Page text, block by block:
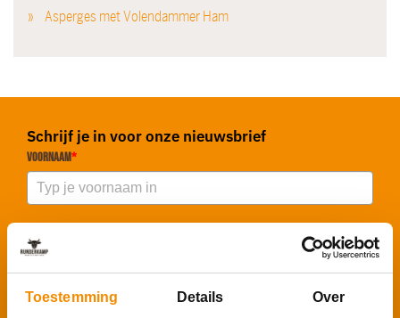
Toestemming Details Over
Asperges met Volendammer Ham
Schrijf je in voor onze nieuwsbrief
Voornaam*